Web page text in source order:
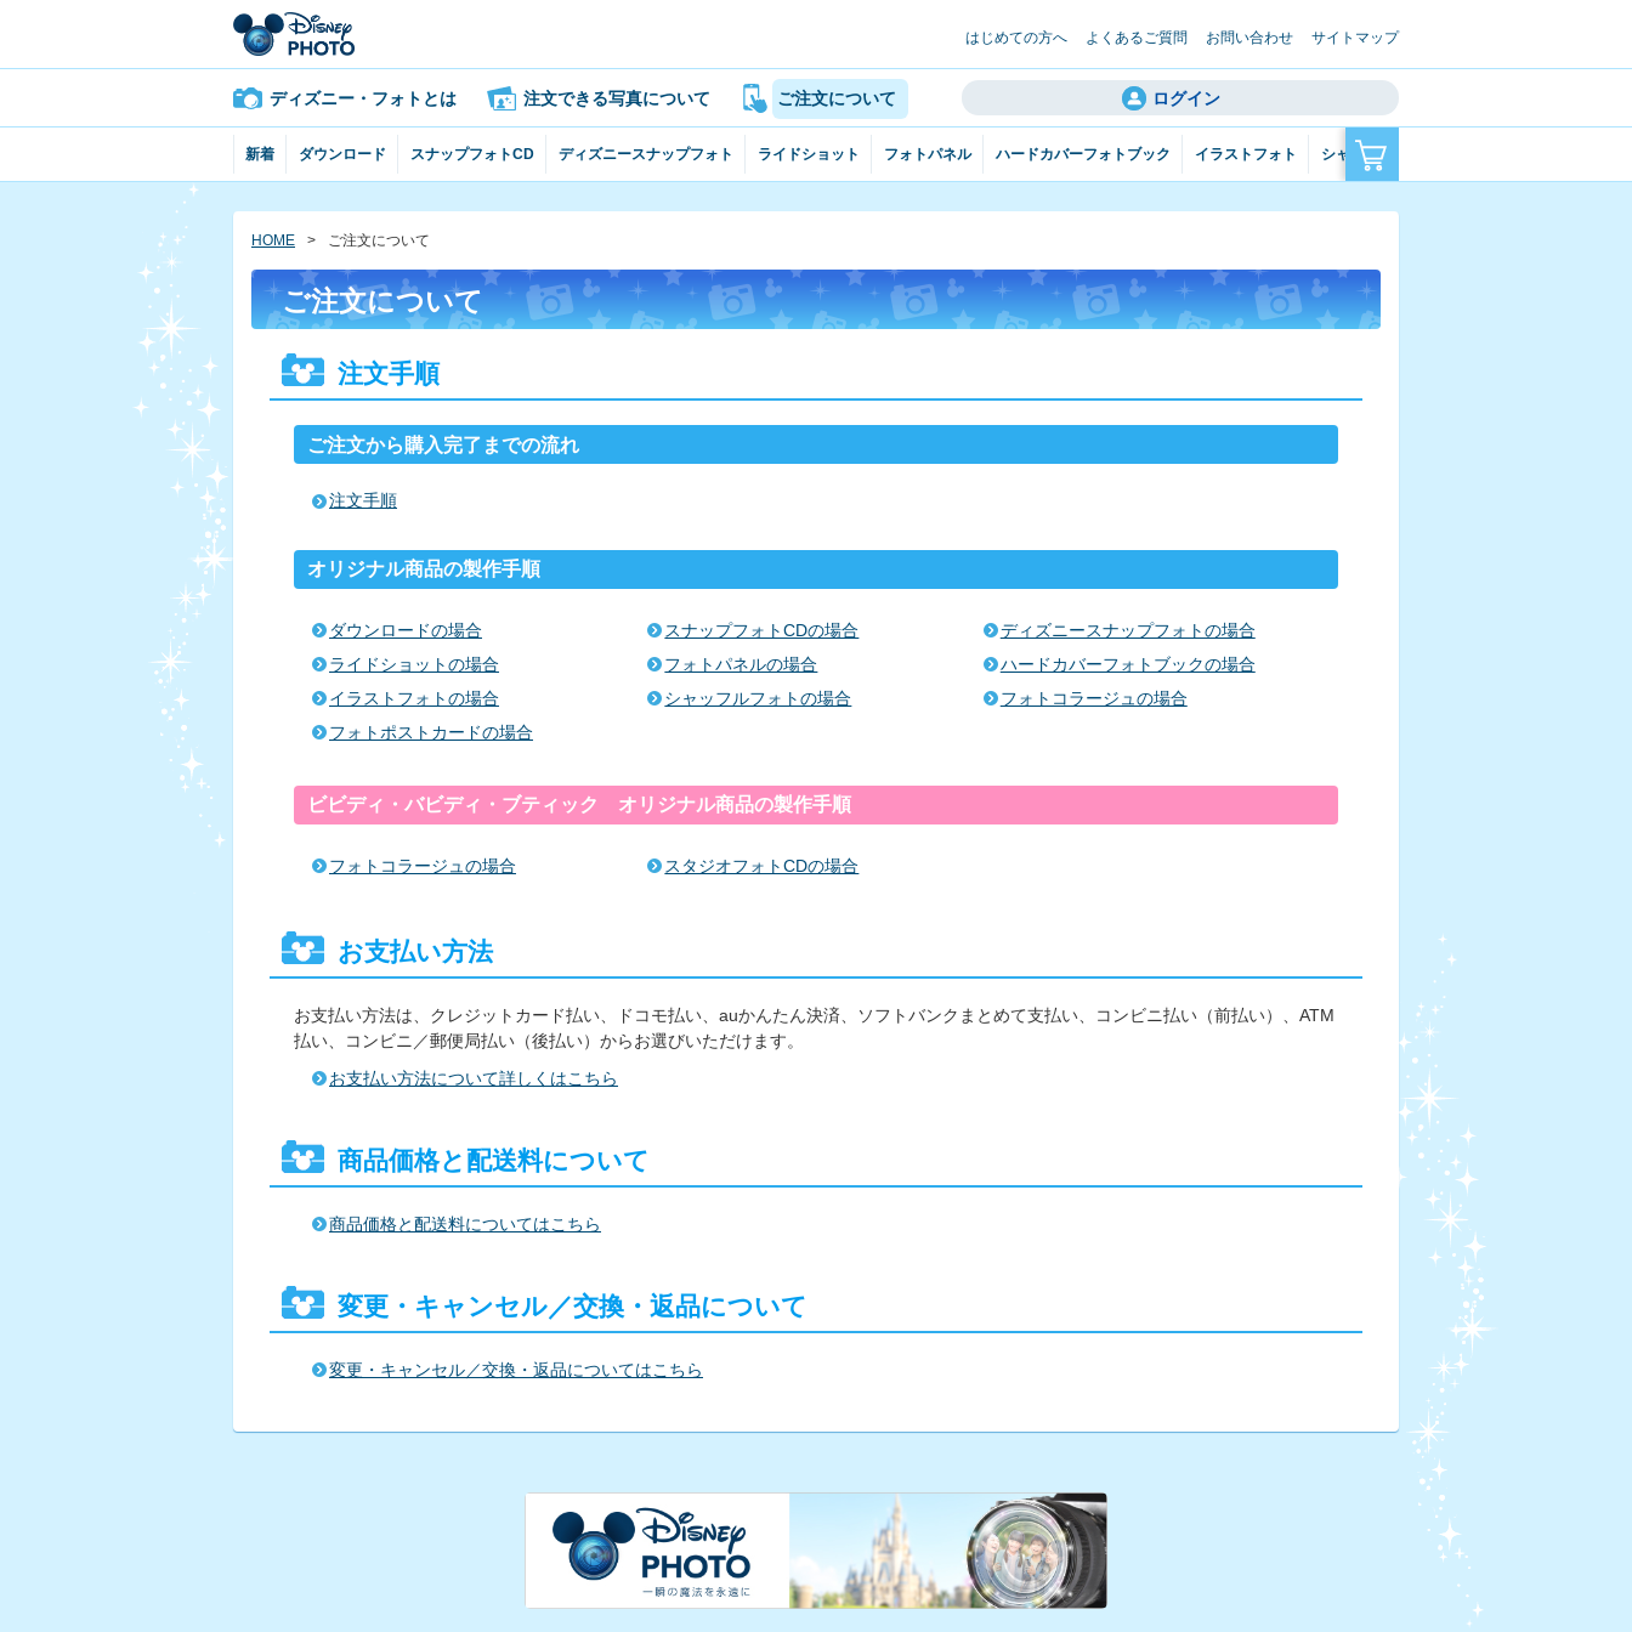
はじめての方へ よくあるご質問 お問い合わせ サイトマップ
ディズニー・フォトとは 注文できる写真について ご注文について ログイン
新着 ダウンロード スナップフォトCD ディズニースナップフォト ライドショット フォトパネル ハードカバーフォトブック イラストフォト シャッフルフォト
HOME ご注文について
ご注文について
注文手順
ご注文から購入完了までの流れ
注文手順
オリジナル商品の製作手順
ダウンロードの場合 スナップフォトCDの場合
ディズニースナップフォトの場合
ライドショットの場合
フォトパネルの場合
ハードカバーフォトブックの場合
イラストフォトの場合
シャッフルフォトの場合
フォトコラージュの場合
フォトポストカードの場合
ビビディ・バビディ・ブティック オリジナル商品の製作手順
フォトコラージュの場合 スタジオフォトCDの場合
お支払い方法
お支払い方法は、クレジットカード払い、ドコモ払い、auかんたん決済、ソフトバンクまとめて支払い、コンビニ払い（前払い）、ATM
払い、コンビニ／郵便局払い（後払い）からお選びいただけます。
お支払い方法について詳しくはこちら
商品価格と配送料について
商品価格と配送料についてはこちら
変更・キャンセル／交換・返品について
変更・キャンセル／交換・返品についてはこちら